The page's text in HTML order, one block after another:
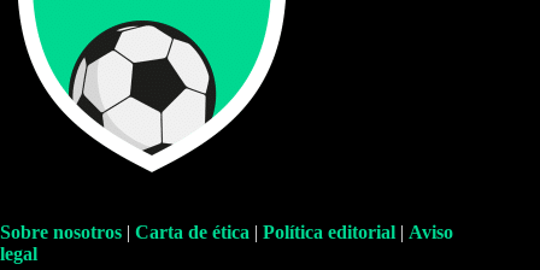
Sobre nosotros | Carta de ética | Política editorial | Aviso
legal